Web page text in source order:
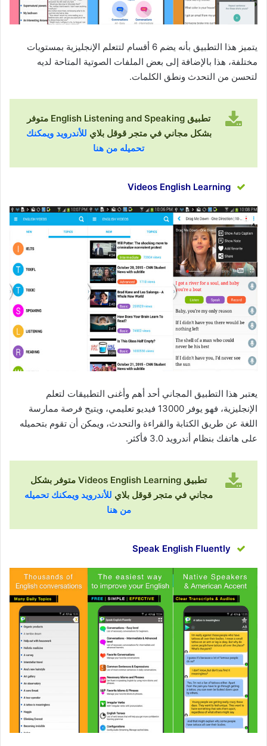
يتميز هذا التطبيق بأنه يضم 6 أقسام لتتعلم الإنجليزية بمستويات
مختلفة، هذا بالإضافة إلى بعض الملفات الصوتية المتاحة لديه
لتحسن من التحدث ونطق الكلمات.
تطبيق English Listening and Speaking متوفر
بشكل مجاني في متجر قوقل بلاي للأندرويد ويمكنك
تحميله من هنا
Videos English Learning
يعتبر هذا التطبيق المجاني أحد أهم وأغنى التطبيقات لتعلم
الإنجليزية، فهو يوفر 13000 فيديو تعليمي، ويتيح فرصة ممارسة
اللغة عن طريق الكتابة والقراءة والتحدث، ويمكن أن تقوم بتحميله
على هاتفك بنظام أندرويد 3.0 فأكثر.
تطبيق Videos English Learning متوفر بشكل
مجاني في متجر قوقل بلاي للأندرويد ويمكنك تحميله
من هنا
Speak English Fluently